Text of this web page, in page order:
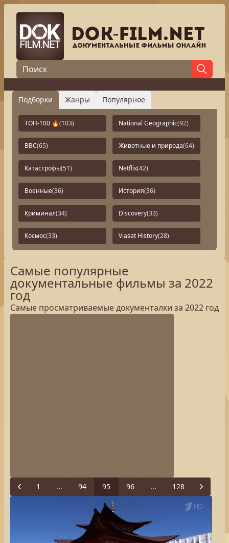
Подборки Жанры Популярное
ТОП-100 🔥(103) National Geographic(92)
BBC(65) Животные и природа(64)
Катастрофы(51) Netflix(42)
Военные(36) История(36)
Криминал(34) Discovery(33)
Космос(33) Viasat History(28)
Самые популярные
документальные фильмы за 2022
год
Самые просматриваемые документалки за 2022 год
Previous
1 ... 94 95 96 ... 128 Next